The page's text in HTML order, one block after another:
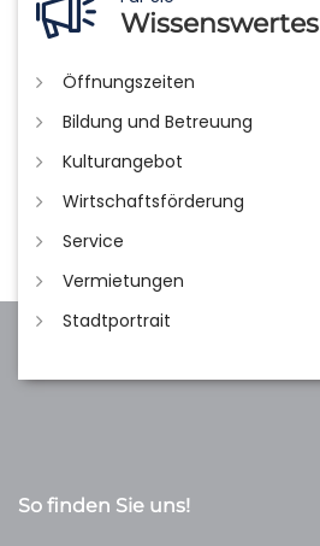
Wissenswertes
Öffnungszeiten
Bildung und Betreuung
Kulturangebot
Wirtschaftsförderung
Service
Vermietungen
Stadtportrait
So finden Sie uns!